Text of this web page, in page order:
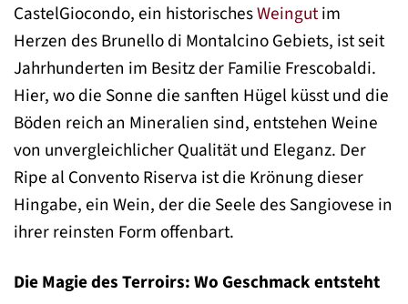
CastelGiocondo, ein historischesWeingutim
Herzen des Brunello di Montalcino Gebiets, ist seit
Jahrhunderten im Besitz der Familie Frescobaldi.
Hier, wo die Sonne die sanften Hügel küsst und die
Böden reich an Mineralien sind, entstehen Weine
von unvergleichlicher Qualität und Eleganz. Der
Ripe al Convento Riserva ist die Krönung dieser
Hingabe, ein Wein, der die Seele des Sangiovese in
ihrer reinsten Form offenbart.
Die Magie des Terroirs: Wo Geschmack entsteht